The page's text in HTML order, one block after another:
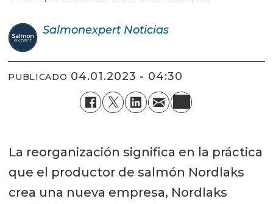
Salmonexpert Noticias
PUBLICADO 04.01.2023 - 04:30
La reorganización significa en la práctica
que el productor de salmón Nordlaks
crea una nueva empresa, Nordlaks